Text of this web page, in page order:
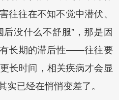
往往在不知不觉中潜伏、
没什么不舒服”，那是因
长期的滞后性——往往要
长时间，相关疾病才会显
已经在悄悄变差了。